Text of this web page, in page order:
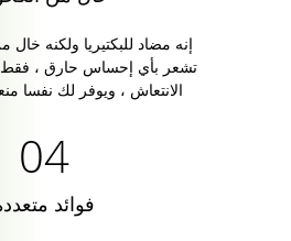
إنه مضاد للبكتيريا ولكنه خال
تشعر بأي إحساس حارق ، فقط
الانتعاش ، ويوفر لك نفسا
فوائد